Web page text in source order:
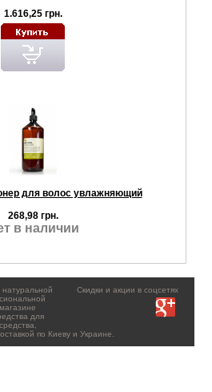
1.616,25 грн.
для волос увлажняющий
268,98 грн.
в наличии
Скидки и акции в соцсетях
для
по Киеву и Украине.